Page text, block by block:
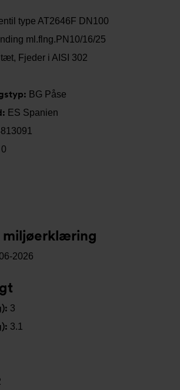
type AT2646F DN100
ml.flng.PN10/16/25
Fjeder i AISI 302
BG Påse
ES Spanien
0
miljøerklæring
2026
3
3.1